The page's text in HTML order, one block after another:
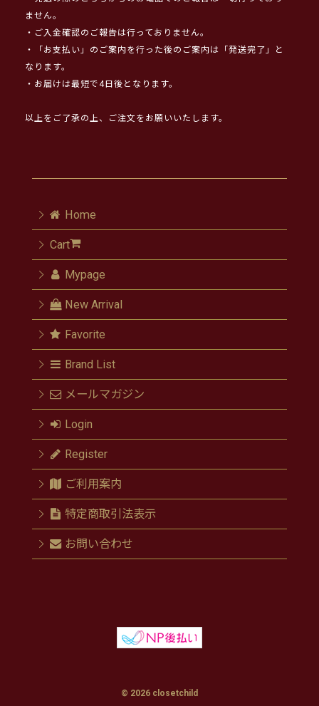
ません。
・ご入金確認のご報告は行っておりません。
・「お支払い」のご案内を行った後のご案内は「発送完了」と
なります。
・お届けは最短で4日後となります。
以上をご了承の上、ご注文をお願いいたします。
Home
Cart
Mypage
New Arrival
Favorite
Brand List
メールマガジン
Login
Register
ご利用案内
特定商取引法表示
お問い合わせ
© 2026 closetchild